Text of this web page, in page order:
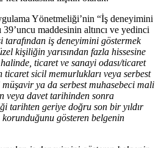
Yönetmeliği’nin “İş deneyimini
39’uncu maddesinin altıncı ve yedinci
tarafından iş deneyimini göstermek
kişiliğin yarısından fazla hissesine
ticaret ve sanayi odası/ticaret
ticaret sicil memurlukları veya serbest
ya da serbest muhasebeci mali
veya davet tarihinden sonra
tarihten geriye doğru son bir yıldır
gösteren belgenin